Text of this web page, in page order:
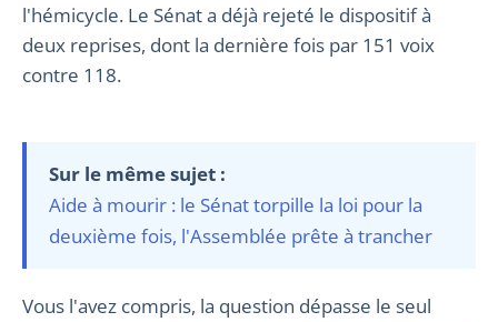
l'hémicycle. Le Sénat a déjà rejeté le dispositif à
deux reprises, dont la dernière fois par 151 voix
contre 118.
Sur le même sujet :
Aide à mourir : le Sénat torpille la loi pour la
deuxième fois, l'Assemblée prête à trancher
Vous l'avez compris, la question dépasse le seul